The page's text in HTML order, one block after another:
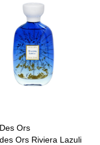
Ors
Ors Riviera Lazuli